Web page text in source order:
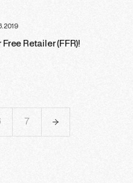
Retailer (FFR)!
7 8